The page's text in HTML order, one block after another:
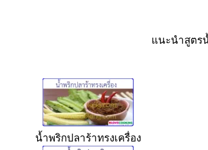
แนะนำสูตร
น้ำพริกปลาร้าทรงเครื่อง